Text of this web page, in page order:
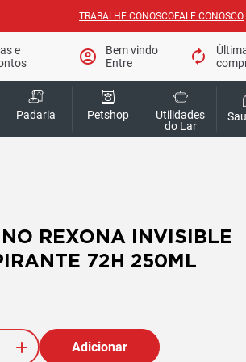
TRABALHE CONOSCOFALE CONOSCO
e
account_circle
Bem vindo
Entre
autorenew
Padaria Petshop
Utilidades
do Lar
REXONA INVISIBLE
72H 250ML
Adicionar